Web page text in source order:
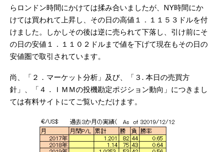
らロンドン時間にかけては揉み合いましたが、NY時間にか
けては買われて上昇し、その日の高値１．１１５３ドルを付
けました。しかしその後は逆に売られて下落し、引け前にそ
の日の安値１．１１０２ドルまで値を下げて現在もその日の
安値圏で取引されています。
尚、「２．マーケット分析」及び、「３. 本日の売買方
針」、「４．ＩＭＭの投機勘定ポジション動向」につきまし
ては有料サイトにてご覧いただけます。